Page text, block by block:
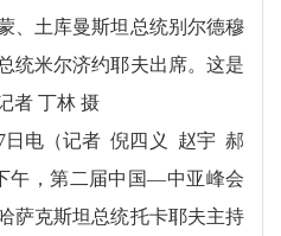
、土库曼斯坦总统别尔德穆
统米尔济约耶夫出席。这是
者 丁林 摄
日电（记者 倪四义 赵宇 郝
午，第二届中国—中亚峰会
萨克斯坦总统托卡耶夫主持